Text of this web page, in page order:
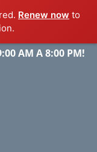
Renew now to
AM A 8:00 PM!
Menu